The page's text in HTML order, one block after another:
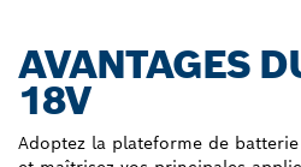
AVANTAGES
18V
Adoptez la plateforme de